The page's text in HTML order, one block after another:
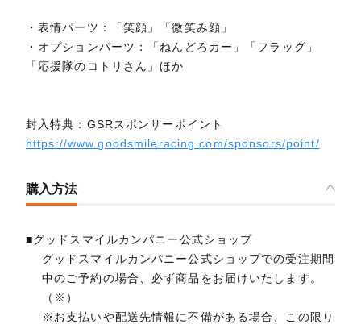
・表情パーツ：「笑顔」「微笑み顔」
・オプションパーツ：「ねんどろカー」「フラッグ」
「応援隊のコトリさん」ほか
封入特典：GSRスポンサーポイント
https://www.goodsmileracing.com/sponsors/point/
購入方法
■グッドスマイルカンパニー公式ショップ
グッドスマイルカンパニー公式ショップでの受注期間
中のご予約の場合、必ず商品をお届けいたします。
（※）
※お支払いや配送先情報に不備がある場合、この限り